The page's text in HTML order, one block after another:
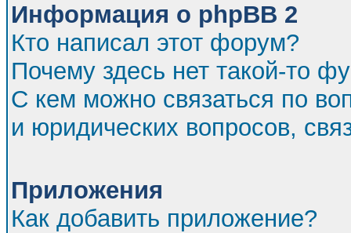
Информация о phpBB 2
Кто написал этот форум?
Почему здесь нет такой-то
С кем можно связаться по
и юридических вопросов,
Приложения
Как добавить приложение?